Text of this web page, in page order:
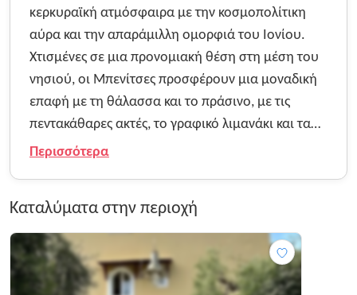
Καταλύματα στην περιοχή
κερκυραϊκή ατμόσφαιρα με την κοσμοπολίτικη
αύρα και την απαράμιλλη ομορφιά του Ιονίου.
Χτισμένες σε μια προνομιακή θέση στη μέση του
νησιού, οι Μπενίτσες προσφέρουν μια μοναδική
επαφή με τη θάλασσα και το πράσινο, με τις
πεντακάθαρες ακτές, το γραφικό λιμανάκι και τα
πέτρινα σπίτια να δημιουργούν ένα σκηνικό
αντικρίζει ένα τοπίο που σφύζει από γαλήνη και
ιστορία, με τις παραδοσιακές ταβέρνες, τα καφέ
και το Μουσείο Θαλάσσης να προσφέρουν μια
αυθεντική εικόνα της κερκυραϊκής φιλοξενίας. Η
Περισσότερα